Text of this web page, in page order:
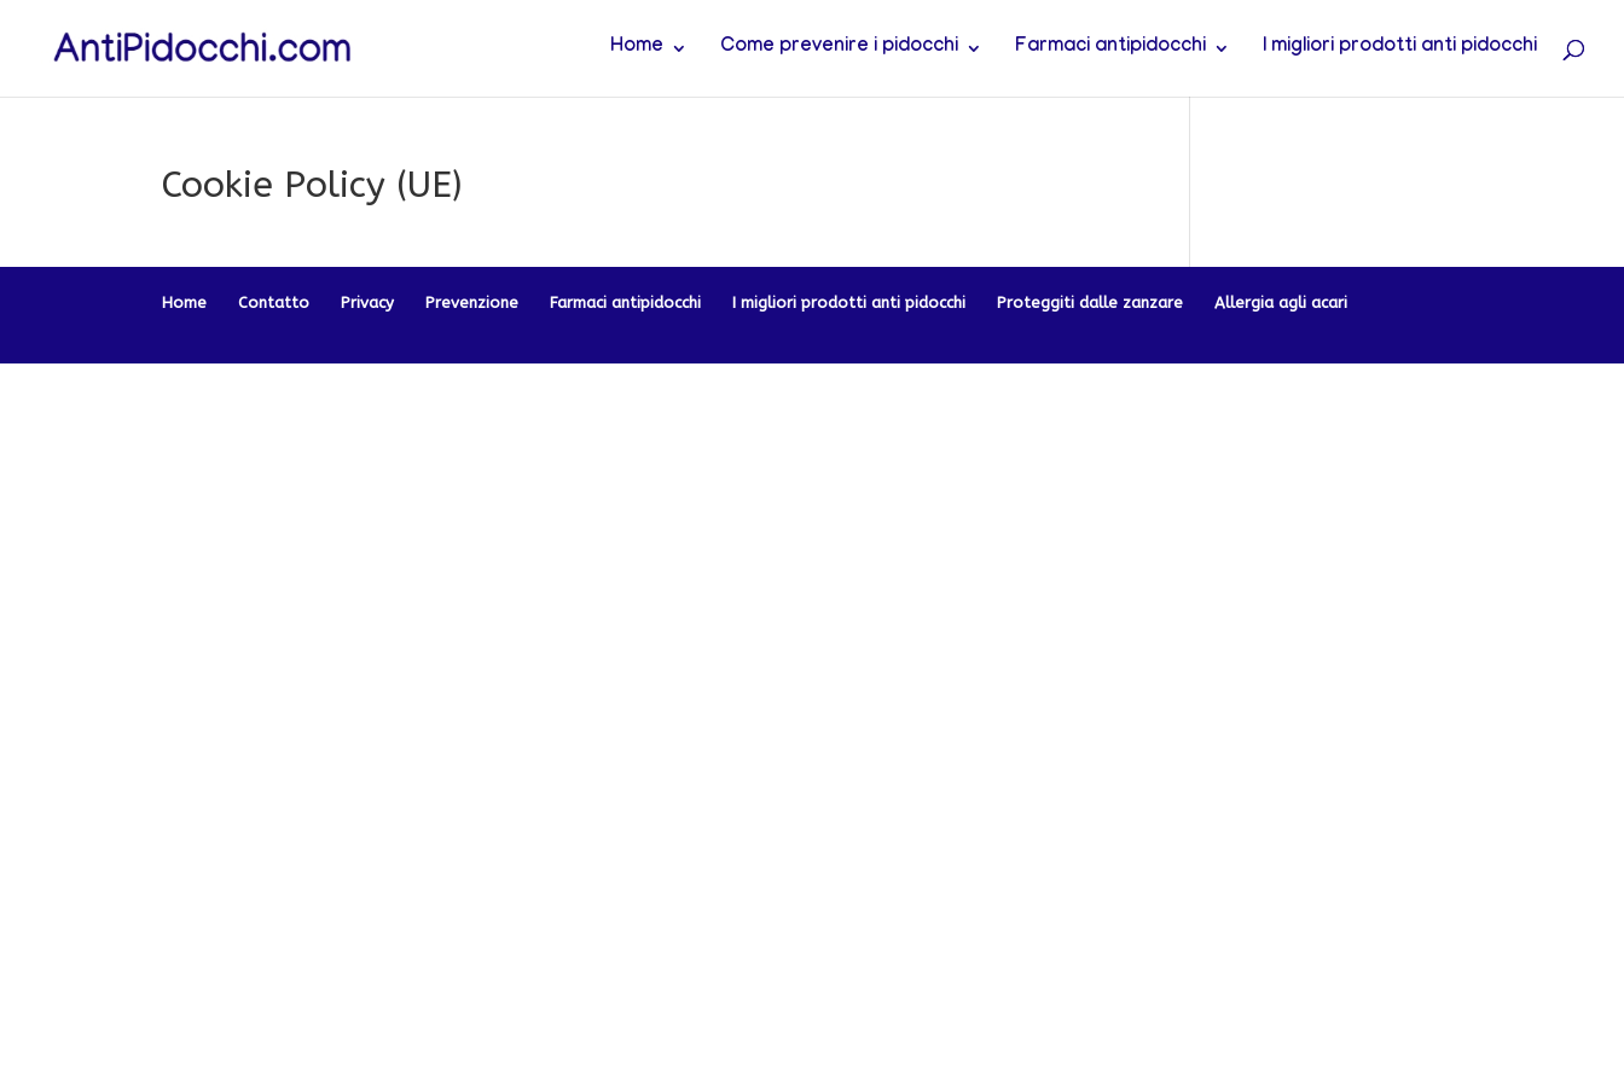
Home Come prevenire i pidocchi Farmaci antipidocchi I migliori prodotti anti pidocchi
Cookie Policy (UE)
Home Contatto Privacy Prevenzione Farmaci antipidocchi I migliori prodotti anti pidocchi Proteggiti dalle zanzare Allergia agli acari